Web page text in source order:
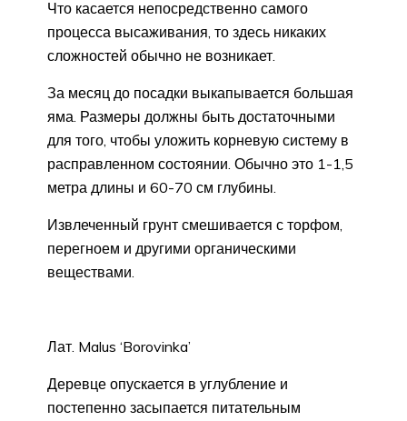
Что касается непосредственно самого
процесса высаживания, то здесь никаких
сложностей обычно не возникает.
За месяц до посадки выкапывается большая
яма. Размеры должны быть достаточными
для того, чтобы уложить корневую систему в
расправленном состоянии. Обычно это 1-1,5
метра длины и 60-70 см глубины.
Извлеченный грунт смешивается с торфом,
перегноем и другими органическими
веществами.
Лат. Malus ‘Borovinka’
Деревце опускается в углубление и
постепенно засыпается питательным